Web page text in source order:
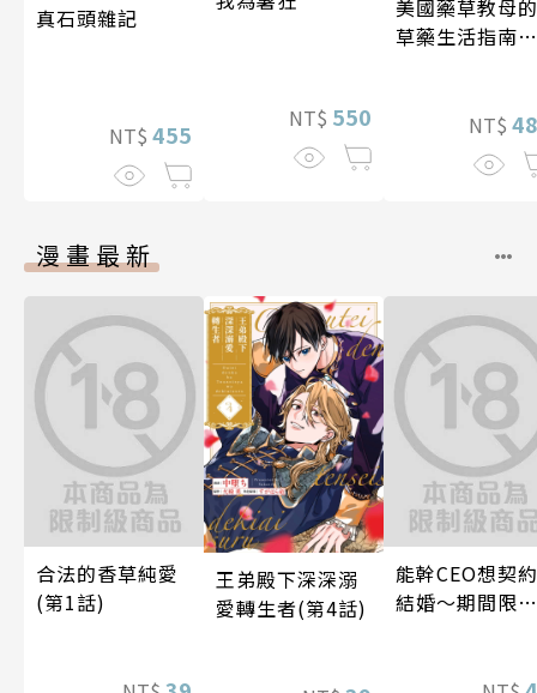
真石頭雜記
NT$ 455
NT$ 550
美國藥草教母的
草藥生活指南
NT$
漫畫最新
合法的香草純愛
(第1話)
王弟殿下深深溺
愛轉生者(第4話)
能幹CEO想契約
結婚～期間限定